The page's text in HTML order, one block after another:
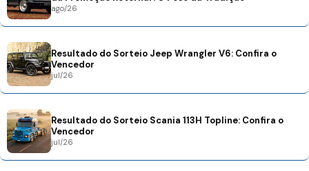
ago/26
Resultado do Sorteio Jeep Wrangler V6: Confira o
Vencedor
jul/26
Resultado do Sorteio Scania 113H Topline: Confira o
Vencedor
jul/26